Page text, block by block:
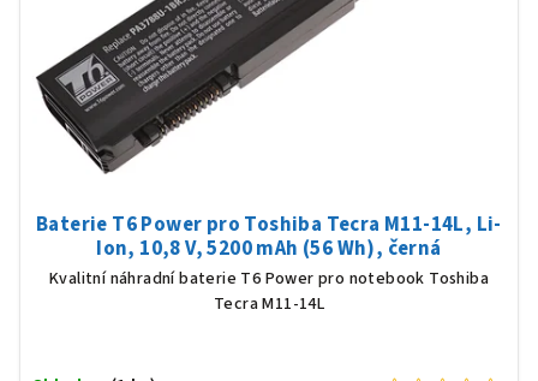
Baterie T6 Power pro Toshiba Tecra M11-14L, Li-
Ion, 10,8 V, 5200 mAh (56 Wh), černá
Kvalitní náhradní baterie T6 Power pro notebook Toshiba
Tecra M11-14L